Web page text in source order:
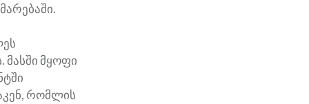
მასში მყოფი
რომლის